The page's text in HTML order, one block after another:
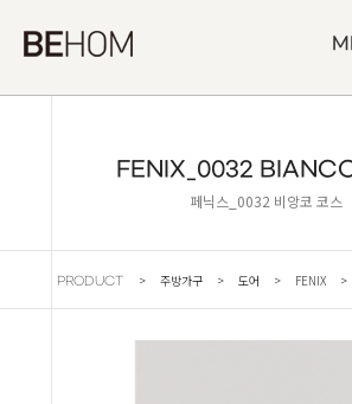
FENIX_0032
페닉스_0032 비앙코 코스
PRODUCT > 주방가구 > 도어 > FENIX > 페
스